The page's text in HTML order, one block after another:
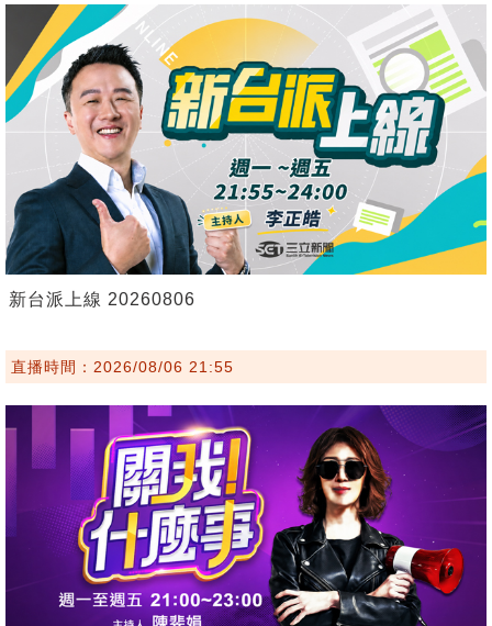
新台派上線 20260806
直播時間：2026/08/06 21:55